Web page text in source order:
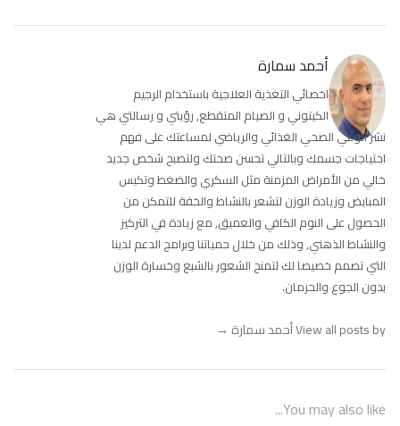
أحمد سمارة
اخصائي التغذية العلاجية باستخدام الرجيم
الكيتوني و الصيام المتقطع, رؤيتي و رسالتي هي
نشر الوعي الصحي الغذائي والرياضي لمساعتك على فهم
احتياجات جسمك وبالتالي تحسن صحتك ولتصبح شخص جديد
خالي من الأمراض المزمنة مثل السكري والضغط وتكيس
المبايض وزيادة الوزن لتشعر بالنشاط والخفة للتمكن من
الحصول على النوم الكافي والعميق, مع زيادة في التركيز
والنشاط الذهني, وذلك من خلال حمياتنا وبرامج الدعم لدينا
التي تصمم خصيصا لك لتمنح الشعور بالشبع وخسارة الوزن
بدون الجوع والحرمان.
View all posts by أحمد سمارة →
You may also like...